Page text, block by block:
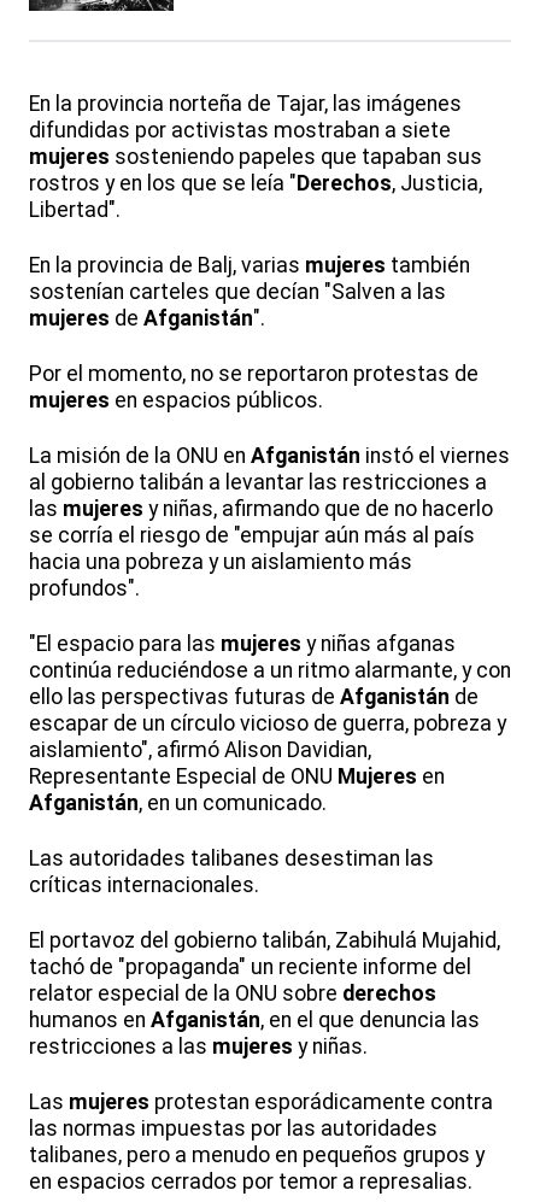
En la provincia norteña de Tajar, las imágenes
difundidas por activistas mostraban a siete
mujeres sosteniendo papeles que tapaban sus
rostros y en los que se leía " Derechos, Justicia,
Libertad".
En la provincia de Balj, varias mujeres también
sostenían carteles que decían "Salven a las
mujeres de Afganistán".
Por el momento, no se reportaron protestas de
mujeres en espacios públicos.
La misión de la ONU en Afganistán instó el viernes
al gobierno talibán a levantar las restricciones a
las mujeres y niñas, afirmando que de no hacerlo
se corría el riesgo de "empujar aún más al país
hacia una pobreza y un aislamiento más
profundos".
"El espacio para las mujeres y niñas afganas
continúa reduciéndose a un ritmo alarmante, y con
ello las perspectivas futuras de Afganistán de
escapar de un círculo vicioso de guerra, pobreza y
aislamiento", afirmó Alison Davidian,
Representante Especial de ONU Mujeres en
Afganistán, en un comunicado.
Las autoridades talibanes desestiman las
críticas internacionales.
El portavoz del gobierno talibán, Zabihulá Mujahid,
tachó de "propaganda" un reciente informe del
relator especial de la ONU sobre derechos
humanos en Afganistán, en el que denuncia las
restricciones a las mujeres y niñas.
Las mujeres protestan esporádicamente contra
las normas impuestas por las autoridades
talibanes, pero a menudo en pequeños grupos y
en espacios cerrados por temor a represalias.